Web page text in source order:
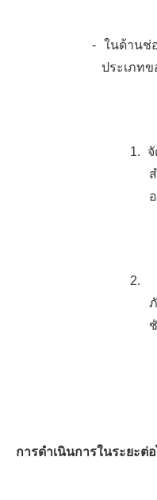
- ในด้านช่
ประเภท
1.
2.
การดำเนินการในระยะต่อ